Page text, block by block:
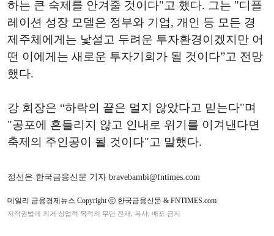
하는 큰 숙제를 안겨줄 것이다"고 했다. 그는 "디플
레이션 성장 모델은 정부와 기업, 개인 등 모든 경
제주체에게는 낯설고 두려운 투자환경이겠지만 어
떤 이에게는 새로운 투자기회가 될 것이다”고 전망
했다.
강 회장은 “하락의 끝은 멀지 않았다고 믿는다"며
"공포에 흔들리지 않고 인내로 위기를 이겨낸다면
축제의 주인공이 될 것이다"고 말했다.
정선은 한국금융신문 기자 bravebambi@fntimes.com
데일리 금융경제뉴스 Copyright ⓒ 한국금융신문 & FNTIMES.com
저작권법에 의거 상업적 목적의 무단 전재, 복사, 배포 금지